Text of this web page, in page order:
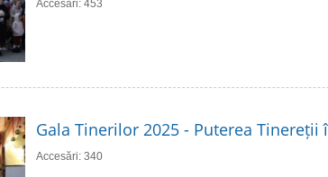
Accesări: 453
Gala Tinerilor 2025 - Puterea Tinereții
Accesări: 340